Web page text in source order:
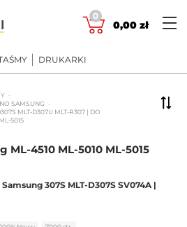
0
0,00 zł
DRUKARKI
SAMSUNG
MLT-D307U MLT-R307 | DO
5015
ML-4510 ML-5010 ML-5015
307S MLT-D307S SV074A |
na 5